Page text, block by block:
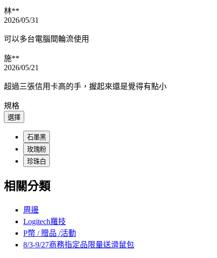
林**
2026/05/31
可以多台電腦間輪流使用
施**
2026/05/21
超過三張信用卡高的手，握起來還是覺得有點小
規格
選擇
石墨黑
玫瑰粉
珍珠白
相關分類
周邊
Logitech羅技
P幣 / 贈品 /活動
8/3-9/27商務指定品限量送滑鼠包